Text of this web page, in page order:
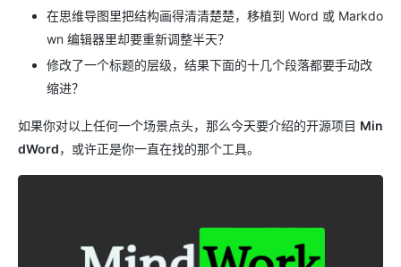
在思维导图里把结构画得清清楚楚，移植到 Word 或 Markdo
wn 编辑器里却要重新调整半天？
修改了一个标题的层级，结果下面的十几个段落都要手动改
缩进？
如果你对以上任何一个场景点头，那么今天要介绍的开源项目 Min
dWord，或许正是你一直在找的那个工具。